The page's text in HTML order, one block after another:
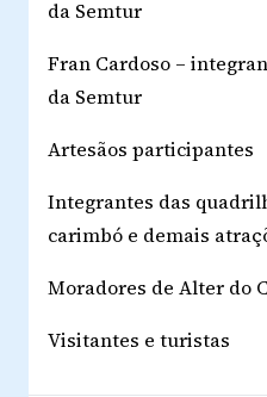
da Semtur
Fran Cardoso –
da Semtur
Artesãos participantes
Integrantes das
carimbó e demais
Moradores de Alter do
Visitantes e turistas